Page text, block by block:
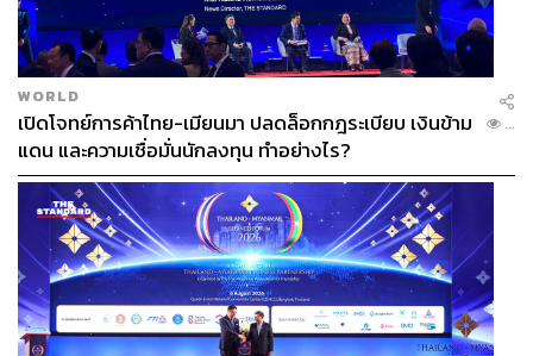
WORLD
เปิดโจทย์การค้าไทย-เมียนมา ปลดล็อกกฎระเบียบ เงินข้าม
แดน และความเชื่อมั่นนักลงทุน ทำอย่างไร?
...